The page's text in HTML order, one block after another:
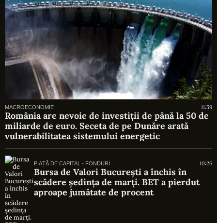
MACROECONOMIE 11:59
România are nevoie de investiții de până la 50 de
miliarde de euro. Seceta de pe Dunăre arată
vulnerabilitatea sistemului energetic
PIAȚĂ DE CAPITAL - FONDURI 10:26
Bursa de Valori București a închis în
scădere ședința de marți. BET a pierdut
aproape jumătate de procent